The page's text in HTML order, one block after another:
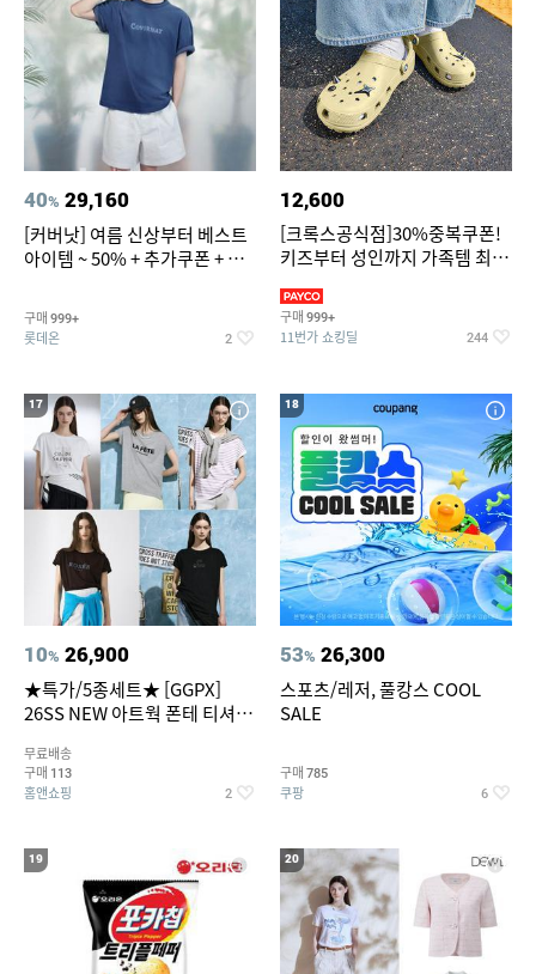
40% 29,160
[커버낫] 여름 신상부터 베스트
아이템 ~ 50% + 추가쿠폰 + 카
구매 999+
롯데온 2
12,600
[크록스공식점]30%중복쿠폰!
키즈부터 성인까지 가족템 최대
구매 999+
11번가 쇼킹딜 244
17
10% 26,900
★특가/5종세트★ [GGPX]
26SS NEW 아트웍 폰테 티셔츠
무료배송
구매 113
홈앤쇼핑 2
18
53% 26,300
스포츠/레저, 풀캉스 COOL
SALE
구매 785
쿠팡 6
19 20